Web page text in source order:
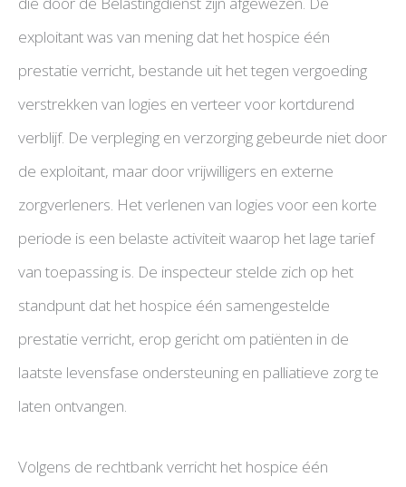
exploitant was van mening dat het hospice één
prestatie verricht, bestande uit het tegen vergoeding
verstrekken van logies en verteer voor kortdurend
verblijf. De verpleging en verzorging gebeurde niet door
de exploitant, maar door vrijwilligers en externe
zorgverleners. Het verlenen van logies voor een korte
periode is een belaste activiteit waarop het lage tarief
van toepassing is. De inspecteur stelde zich op het
standpunt dat het hospice één samengestelde
prestatie verricht, erop gericht om patiënten in de
laatste levensfase ondersteuning en palliatieve zorg te
laten ontvangen.
Volgens de rechtbank verricht het hospice één